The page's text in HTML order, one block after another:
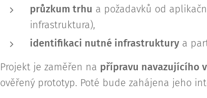
průzkum trhu a požadavků od
infrastruktura),
identifikaci nutné infrastruktury a
Projekt je zaměřen na přípravu navazujícího
ověřený prototyp. Poté bude zahájena jeho